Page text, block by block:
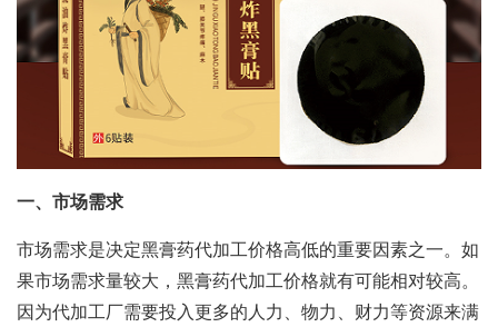
一、市场需求
市场需求是决定黑膏药代加工价格高低的重要因素之一。如
果市场需求量较大，黑膏药代加工价格就有可能相对较高。
因为代加工厂需要投入更多的人力、物力、财力等资源来满